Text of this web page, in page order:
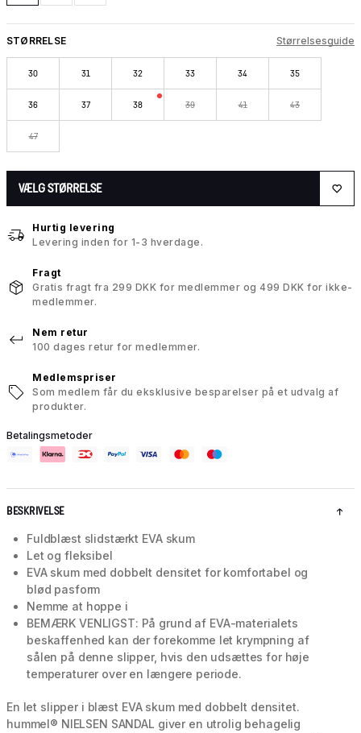
STØRRELSE Størrelsesguide
30 31 32 33 34 35
36 37 38 39 41 43
47
VÆLG STØRRELSE
Hurtig levering
Levering inden for 1-3 hverdage.
Fragt
Gratis fragt fra 299 DKK for medlemmer og 499 DKK for ikke-
medlemmer.
Nem retur
100 dages retur for medlemmer.
Medlemspriser
Som medlem får du eksklusive besparelser på et udvalg af
produkter.
Betalingsmetoder
BESKRIVELSE
Fuldblæst slidstærkt EVA skum
Let og fleksibel
EVA skum med dobbelt densitet for komfortabel og
blød pasform
Nemme at hoppe i
BEMÆRK VENLIGST: På grund af EVA-materialets
beskaffenhed kan der forekomme let krympning af
sålen på denne slipper, hvis den udsættes for høje
temperaturer over en længere periode.
En let slipper i blæst EVA skum med dobbelt densitet.
hummel® NIELSEN SANDAL giver en utrolig behagelig